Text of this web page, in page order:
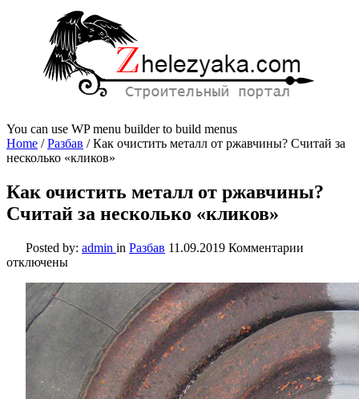
You can use WP menu builder to build menus
Home /Разбав /Как очистить металл от ржавчины? Считай за
несколько «кликов»
Как очистить металл от ржавчины?
Считай за несколько «кликов»
Posted by: admin in Разбав 11.09.2019 Комментарии
очистить
металл
от
Считай
за
несколько
«кликов»
отключены